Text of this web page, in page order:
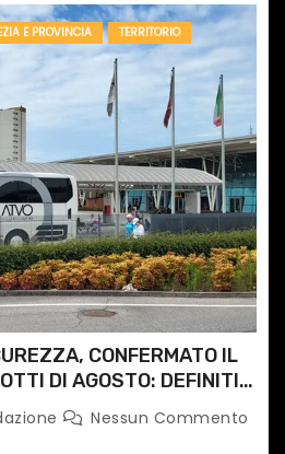
E PROVINCIA TERRITORIO
CONFERMATO IL
DI AGOSTO: DEFINITI
E ORARIONessun Commento